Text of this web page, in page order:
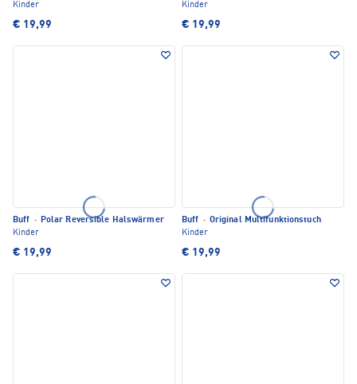
Kinder
€ 19,99
Kinder
€ 19,99
Buff · Polar Reversible Halswärmer
Kinder
€ 19,99
Buff · Original Multifunktionstuch
Kinder
€ 19,99